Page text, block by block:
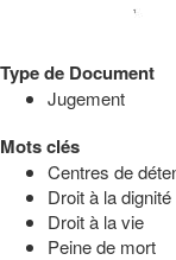
Type de Document
Jugement
Mots clés
Centres de
Droit à la dignité
Droit à la vie
Peine de mort